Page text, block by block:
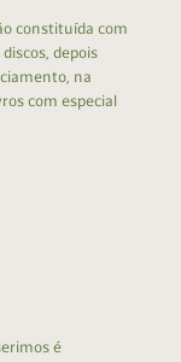
constituída com
depois
na
com especial
é